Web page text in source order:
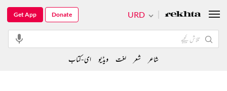
URD
Get App Donate
شاعر شعر لغت ویڈیو ای-کتاب